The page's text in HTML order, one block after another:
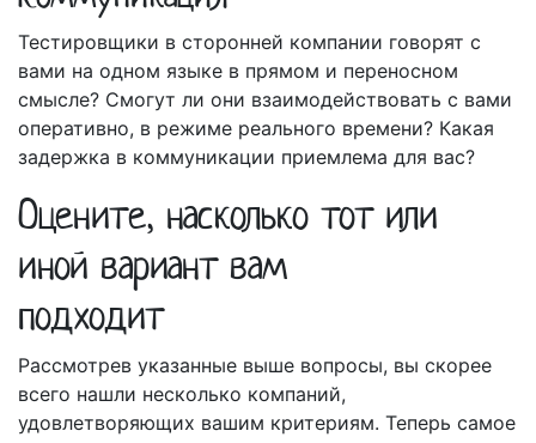
Тестировщики в сторонней компании говорят с
вами на одном языке в прямом и переносном
смысле? Смогут ли они взаимодействовать с вами
оперативно, в режиме реального времени? Какая
задержка в коммуникации приемлема для вас?
Оцените, насколько тот или
иной вариант вам
подходит
Рассмотрев указанные выше вопросы, вы скорее
всего нашли несколько компаний,
удовлетворяющих вашим критериям. Теперь самое